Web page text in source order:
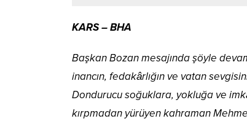
KARS – BHA
Başkan Bozan mesajında şöyle
inancın, fedakârlığın ve vatan
Dondurucu soğuklara, yokluğa ve
kırpmadan yürüyen kahraman